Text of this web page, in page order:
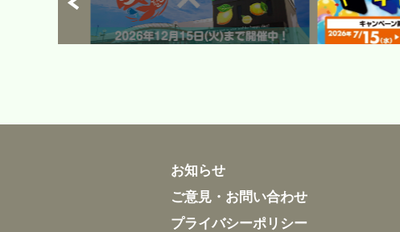
お知らせ
ご意見・お問い合わせ
プライバシーポリシー